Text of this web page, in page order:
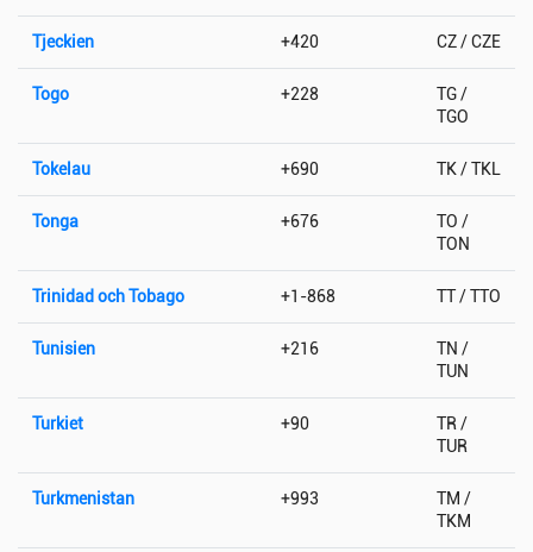
Tjeckien +420 CZ / CZE
Togo +228
TG /
TGO
Tokelau +690 TK / TKL
Tonga +676
TO /
TON
Trinidad och Tobago +1-868 TT / TTO
Tunisien +216
TN /
TUN
Turkiet +90
TR /
TUR
Turkmenistan +993
TM /
TKM